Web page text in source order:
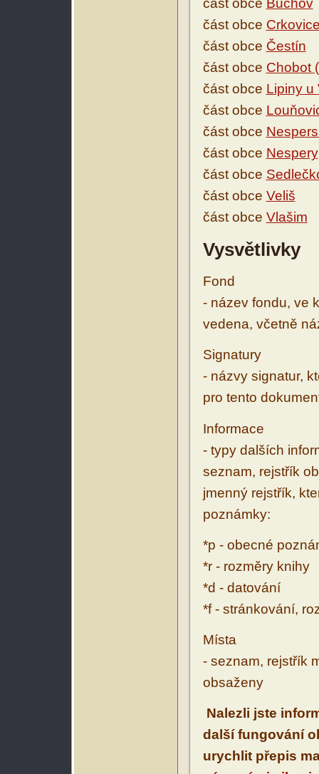
část obce Buchov
část obce
část obce Čestín
část obce Chobot
část obce Lipiny u
část obce
část obce
část obce Nespery
část obce
část obce Veliš
část obce Vlašim
Vysvětlivky
Fond
- název fondu, ve
vedena, včetně
Signatury
- názvy signatur,
pro tento
Informace
- typy dalších
seznam, rejstřík
jmenný rejstřík,
poznámky:
*p - obecné
*r - rozměry knihy
*d - datování
*f - stránkování,
Místa
- seznam, rejstřík
obsaženy
Nalezli jste
další fungování
urychlit přepis